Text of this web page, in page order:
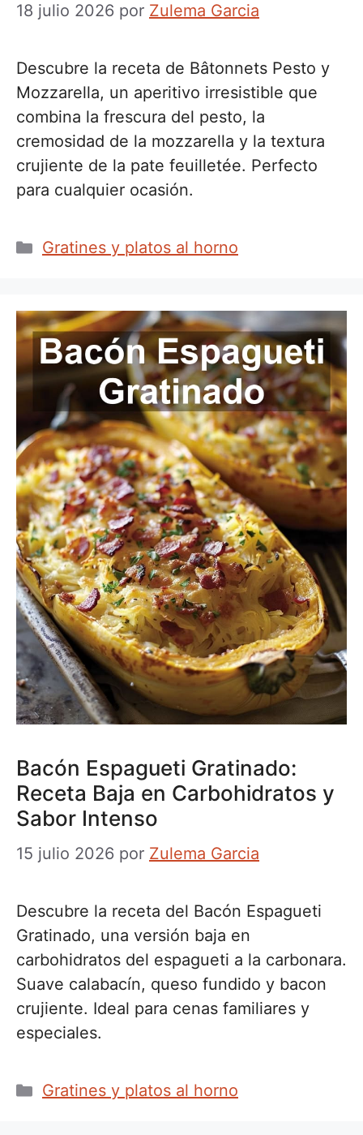
18 julio 2026 por Zulema Garcia
Descubre la receta de Bâtonnets Pesto y
Mozzarella, un aperitivo irresistible que
combina la frescura del pesto, la
cremosidad de la mozzarella y la textura
crujiente de la pate feuilletée. Perfecto
para cualquier ocasión.
Categorías
Gratines y platos al horno
Bacón Espagueti Gratinado:
Receta Baja en Carbohidratos y
Sabor Intenso
15 julio 2026 por Zulema Garcia
Descubre la receta del Bacón Espagueti
Gratinado, una versión baja en
carbohidratos del espagueti a la carbonara.
Suave calabacín, queso fundido y bacon
crujiente. Ideal para cenas familiares y
especiales.
Categorías
Gratines y platos al horno